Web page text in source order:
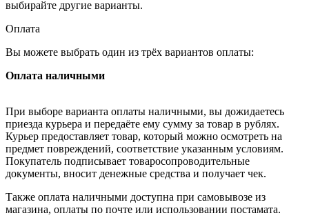
выбирайте другие варианты.
Оплата
Вы можете выбрать один из трёх вариантов оплаты:
Оплата наличными
При выборе варианта оплаты наличными, вы дожидаетесь
приезда курьера и передаёте ему сумму за товар в рублях.
Курьер предоставляет товар, который можно осмотреть на
предмет повреждений, соответствие указанным условиям.
Покупатель подписывает товаросопроводительные
документы, вносит денежные средства и получает чек.
Также оплата наличными доступна при самовывозе из
магазина, оплаты по почте или использовании постамата.